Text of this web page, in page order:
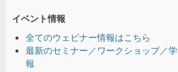
イベント情報
全てのウェビナー情報はこちら
最新のセミナー／ワークショップ／
報